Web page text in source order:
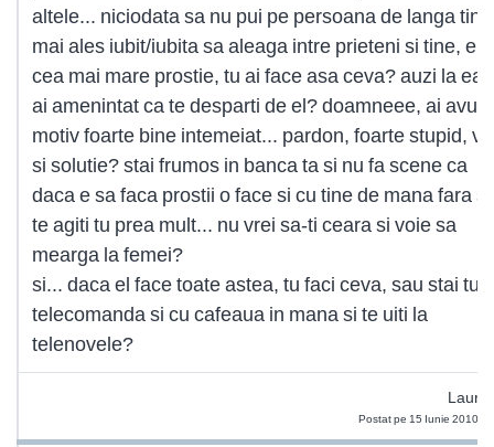
altele... niciodata sa nu pui pe persoana de langa
mai ales iubit/iubita sa aleaga intre prieteni si tine, e
cea mai mare prostie, tu ai face asa ceva? auzi la ea,
ai amenintat ca te desparti de el? doamneee, ai avut
motiv foarte bine intemeiat... pardon, foarte stupid,
si solutie? stai frumos in banca ta si nu fa scene ca
daca e sa faca prostii o face si cu tine de mana fara
te agiti tu prea mult... nu vrei sa-ti ceara si voie sa
mearga la femei?
si... daca el face toate astea, tu faci ceva, sau stai tu
telecomanda si cu cafeaua in mana si te uiti la
telenovele?
Postat pe 15 Iunie 2010